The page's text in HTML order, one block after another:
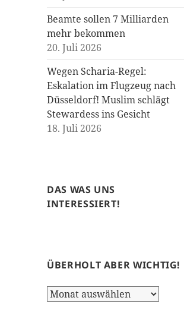
Beamte sollen 7 Milliarden
mehr bekommen
20. Juli 2026
Wegen Scharia-Regel:
Eskalation im Flugzeug nach
Düsseldorf! Muslim schlägt
Stewardess ins Gesicht
18. Juli 2026
DAS WAS UNS
INTERESSIERT!
ÜBERHOLT ABER WICHTIG!
Überholt